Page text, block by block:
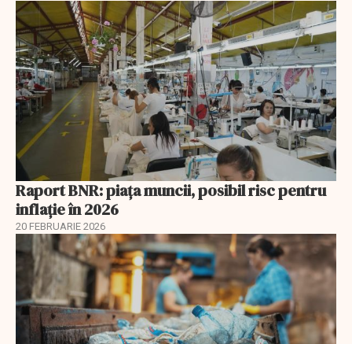
Raport BNR: piața muncii, posibil risc pentru
inflație în 2026
20 FEBRUARIE 2026